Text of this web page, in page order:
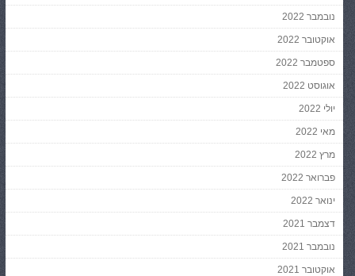
נובמבר 2022
אוקטובר 2022
ספטמבר 2022
אוגוסט 2022
יולי 2022
מאי 2022
מרץ 2022
פברואר 2022
ינואר 2022
דצמבר 2021
נובמבר 2021
אוקטובר 2021